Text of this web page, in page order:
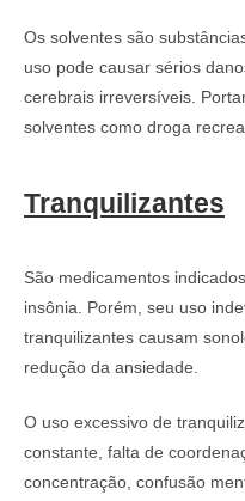
Os solventes são
uso pode causar sérios
cerebrais irreversíveis.
solventes como droga
Tranquilizantes
São medicamentos
insônia. Porém, seu uso
tranquilizantes causam
redução da ansiedade.
O uso excessivo de
constante, falta de
concentração, confusão